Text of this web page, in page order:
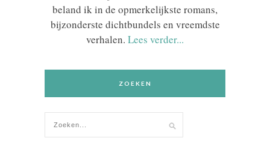
beland ik in de opmerkelijkste romans,
bijzonderste dichtbundels en vreemdste
verhalen. Lees verder...
ZOEKEN